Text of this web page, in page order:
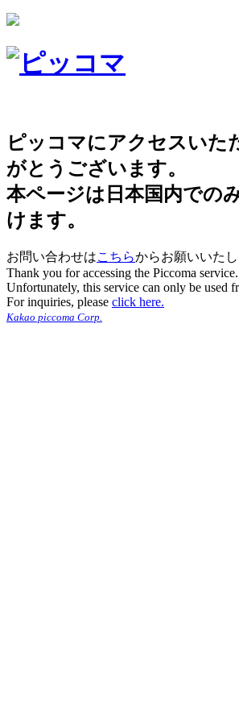
ピッコマにアクセスいた
がとうございます。
本ページは日本国内での
けます。
お問い合わせはこちらからお願いいたし
Thank you for accessing the Piccoma service.
Unfortunately, this service can only be used
For inquiries, please click here.
Kakao piccoma Corp.